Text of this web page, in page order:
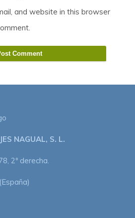
and website in this browser
NAGUAL, S. L.
2º derecha.